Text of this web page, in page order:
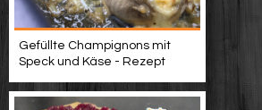
Gefüllte Champignons mit
Speck und Käse - Rezept